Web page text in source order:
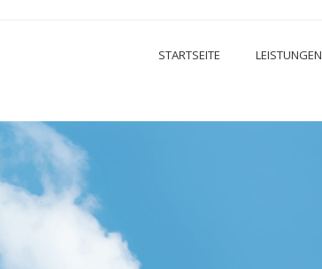
STARTSEITE LEISTUNGEN